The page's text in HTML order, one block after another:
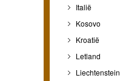
Italië
Kosovo
Kroatië
Letland
Liechtenstein